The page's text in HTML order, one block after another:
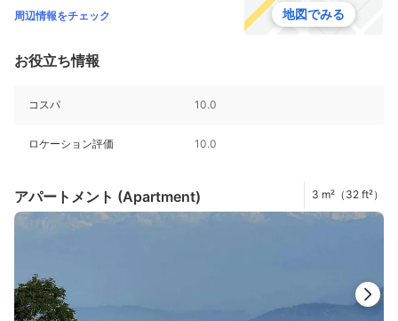
周辺情報をチェック
地図でみる
お役立ち情報
コスパ 10.0
ロケーション評価 10.0
アパートメント (Apartment) 3 m²（32 ft²）